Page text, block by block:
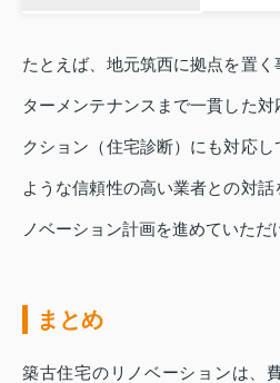
たとえば、地元筑西に拠点を置
ターメンテナンスまで一貫した
クション（住宅診断）にも対応
ような信頼性の高い業者との対
ノベーション計画を進めていただ
まとめ
築古住宅のリノベーションは、